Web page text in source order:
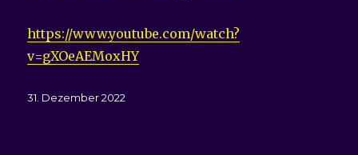
https://www.youtube.com/watch?
v=gXOeAEMoxHY
Veröffentlicht
31. Dezember 2022